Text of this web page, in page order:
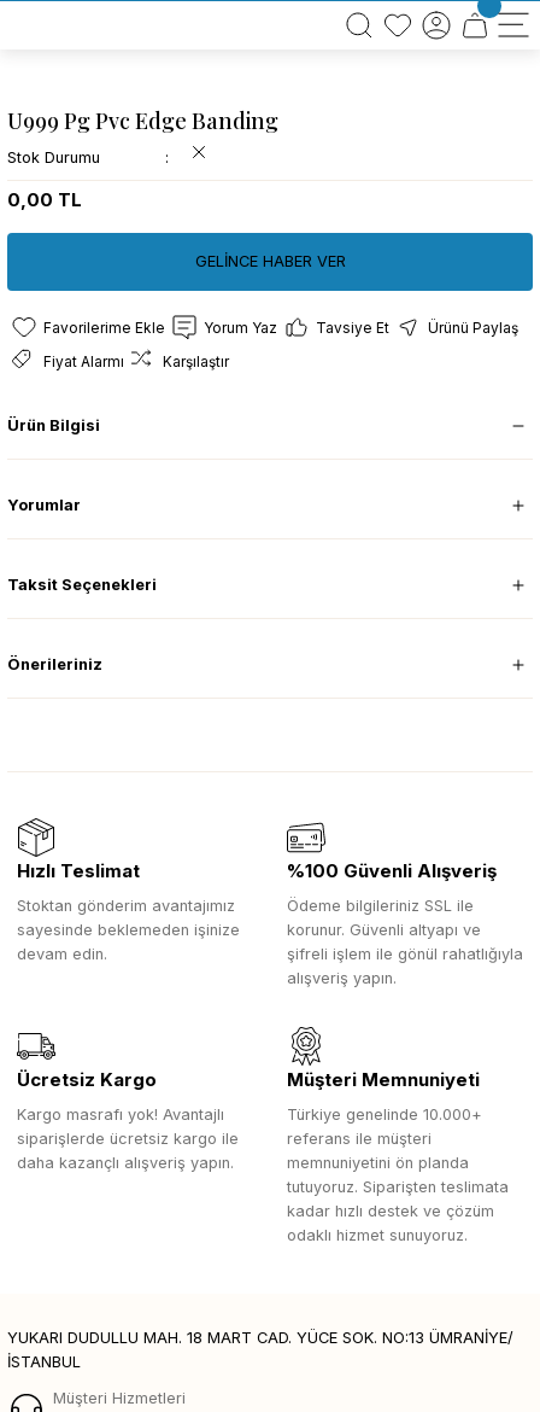
BÜTÜN ALIŞVERİŞLERİNİZDE KARGO BEDAVA!
TÜRKİYE GENELİNDE 10.000 MÜŞTERİ REFERANSI
U999 Pg Pvc Edge Banding
Stok Durumu
0,00 TL
GELİNCE HABER VER
Yorum Yaz Tavsiye Et
Ürünü Paylaş
Fiyat Alarmı
Karşılaştır
Ürün Bilgisi
Yorumlar
Taksit Seçenekleri
Önerileriniz
Hızlı Teslimat
Stoktan gönderim avantajımız
sayesinde beklemeden işinize
devam edin.
%100 Güvenli Alışveriş
Ödeme bilgileriniz SSL ile
korunur. Güvenli altyapı ve
şifreli işlem ile gönül rahatlığıyla
alışveriş yapın.
Ücretsiz Kargo
Kargo masrafı yok! Avantajlı
siparişlerde ücretsiz kargo ile
daha kazançlı alışveriş yapın.
Müşteri Memnuniyeti
Türkiye genelinde 10.000+
referans ile müşteri
memnuniyetini ön planda
tutuyoruz. Siparişten teslimata
kadar hızlı destek ve çözüm
odaklı hizmet sunuyoruz.
YUKARI DUDULLU MAH. 18 MART CAD. YÜCE SOK. NO:13 ÜMRANİYE/
İSTANBUL
Müşteri Hizmetleri